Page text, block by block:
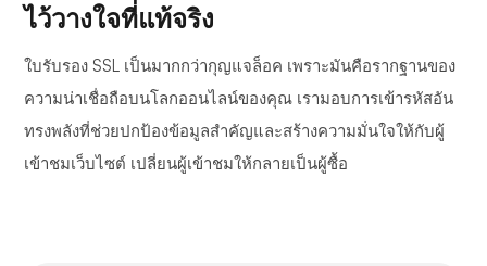
ไว้วางใจที่แท้จริง
ใบรับรอง SSL เป็นมากกว่ากุญแจล็อค เพราะมันคือรากฐานของ
ความน่าเชื่อถือบนโลกออนไลน์ของคุณ เรามอบการเข้ารหัสอัน
ทรงพลังที่ช่วยปกป้องข้อมูลสำคัญและสร้างความมั่นใจให้กับผู้
เข้าชมเว็บไซต์ เปลี่ยนผู้เข้าชมให้กลายเป็นผู้ซื้อ